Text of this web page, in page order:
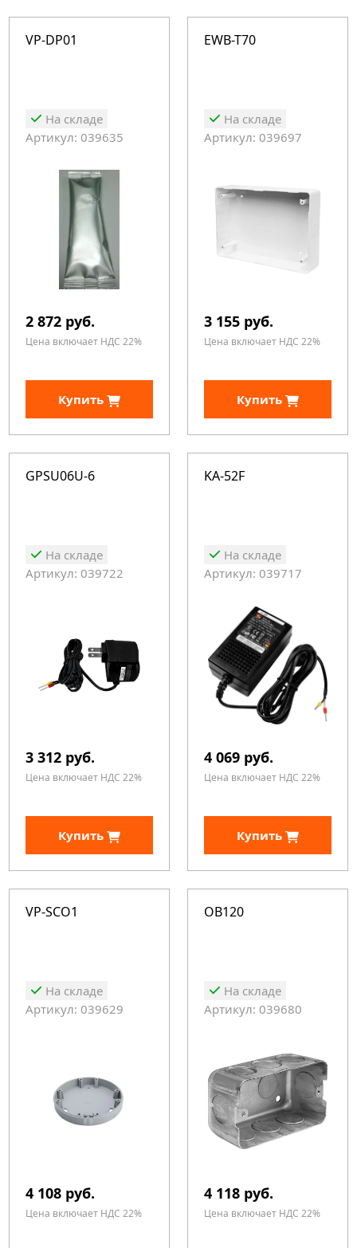
VP-DP01
На складе
Артикул: 039635
2 872 руб.
Цена включает НДС 22%
Купить
EWB-T70
На складе
Артикул: 039697
3 155 руб.
Цена включает НДС 22%
Купить
GPSU06U-6
На складе
Артикул: 039722
3 312 руб.
Цена включает НДС 22%
Купить
KA-52F
На складе
Артикул: 039717
4 069 руб.
Цена включает НДС 22%
Купить
VP-SCO1
На складе
Артикул: 039629
4 108 руб.
Цена включает НДС 22%
OB120
На складе
Артикул: 039680
4 118 руб.
Цена включает НДС 22%